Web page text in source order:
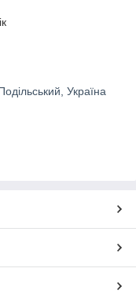
Україна